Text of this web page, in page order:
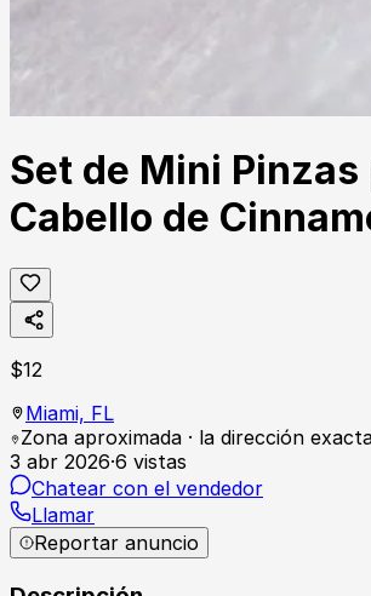
Set de Mini Pinzas
Cabello de
$12
Miami, FL
Zona aproximada · la dirección
3 abr 2026·6 vistas
Chatear con el vendedor
Llamar
Reportar anuncio